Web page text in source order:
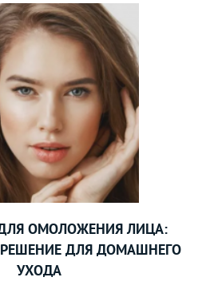
ДЛЯ ОМОЛОЖЕНИЯ ЛИЦА:
ДЛЯ ДОМАШНЕГО
УХОДА